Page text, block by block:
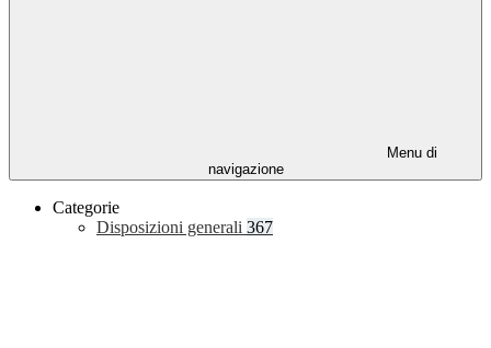
Menu di
navigazione
Categorie
Disposizioni generali 367